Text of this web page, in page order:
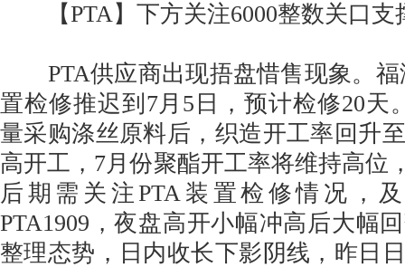
【PTA】下方关注6000整数关口支
PTA供应商出现捂盘惜售现象。福
置检修推迟到7月5日，预计检修20天
量采购涤丝原料后，织造开工率回升
高开工，7月份聚酯开工率将维持高位
后期需关注PTA装置检修情况，
PTA1909，夜盘高开小幅冲高后大幅
整理态势，日内收长下影阴线，昨日